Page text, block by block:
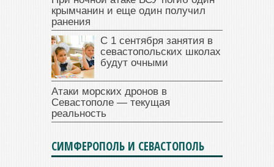
крымчанин и еще один получил
ранения
С 1 сентября занятия в
севастопольских школах
будут очными
Атаки морских дронов в
Севастополе — текущая
реальность
СИМФЕРОПОЛЬ И СЕВАСТОПОЛЬ